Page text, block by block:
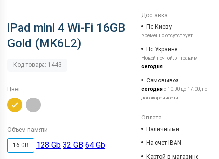
iPad mini 4 Wi-Fi 16GB
Gold (MK6L2)
Код товара: 1443
Цвет
Объем памяти
16 GB 128 Gb 32 GB 64 Gb
Доставка
По Киеву
временно отсутствует
По Украине
Новой почтой, отправим
сегодня
Самовывоз
сегодняс 10:00 до 17:00, по
договоренности
Оплата
Наличными
На счет IBAN
Картой в магазине